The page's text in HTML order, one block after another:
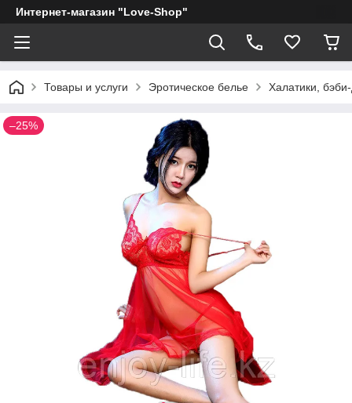
Интернет-магазин "Love-Shop"
Товары и услуги Эротическое белье Халатики,
–25%